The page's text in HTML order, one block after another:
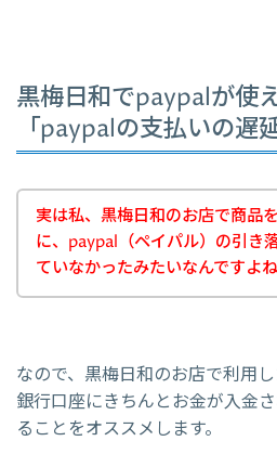
黒梅日和でpaypalが使
「paypalの支払いの遅
実は私、黒梅日和のお店で商品
に、paypal（ペイパル）の引き
ていなかったみたいなんですよ
なので、黒梅日和のお店で利用
銀行口座にきちんとお金が入金
ることをオススメします。